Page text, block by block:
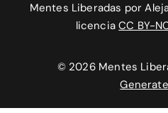
Mentes Liberadas por
licenciaCC BY-
© 2026 Mentes